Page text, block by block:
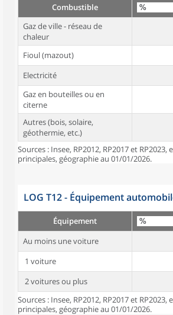
Combustible
Gaz de ville - réseau de
chaleur
Fioul (mazout)
Electricité
Gaz en bouteilles ou en
citerne
Autres (bois, solaire,
géothermie, etc.)
Sources : Insee, RP2012, RP2017 et
principales, géographie au 01/01/2026.
LOG T12 - Équipement
Équipement
Au moins une voiture
1 voiture
2 voitures ou plus
Sources : Insee, RP2012, RP2017 et
principales, géographie au 01/01/2026.